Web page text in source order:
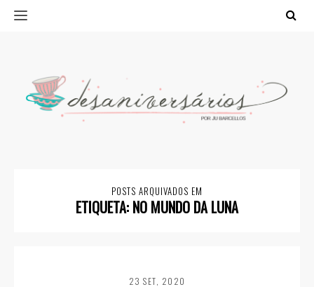
POSTS ARQUIVADOS EM
ETIQUETA: NO MUNDO DA LUNA
23 SET, 2020